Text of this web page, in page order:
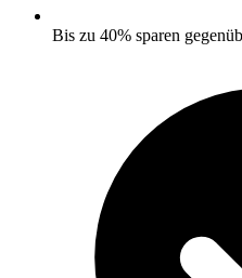
Bis zu 40% sparen